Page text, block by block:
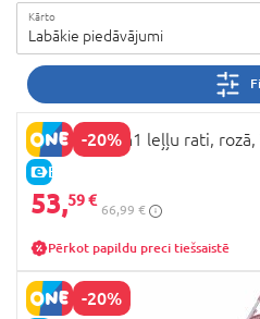
Kārto
Labākie piedāvājumi
-20%
E-CENA
509 Crew 2in1 leļļu rati, rozā,
53,59 €
66,99 €
Pērkot papildu preci tiešsaistē
-20%